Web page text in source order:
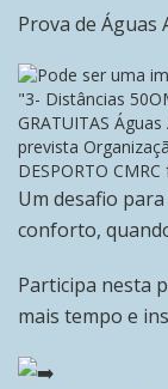
Prova de Águas
Um desafio
conforto,
Participa nesta
mais tempo e